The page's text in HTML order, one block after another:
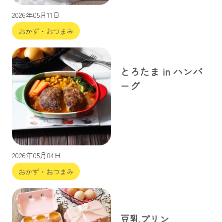
2026年05月11日
おかず・おつまみ
2026年05月04日
おかず・おつまみ
とろたま in ハンバ
ーグ
豆乳プリン